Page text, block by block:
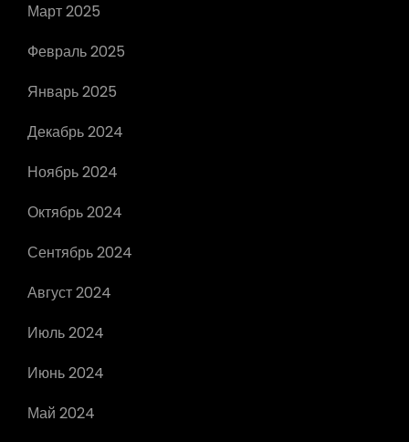
Март 2025
Февраль 2025
Январь 2025
Декабрь 2024
Ноябрь 2024
Октябрь 2024
Сентябрь 2024
Август 2024
Июль 2024
Июнь 2024
Май 2024